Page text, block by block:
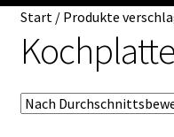
Impressum
Start/ Produkte
Kochplatte